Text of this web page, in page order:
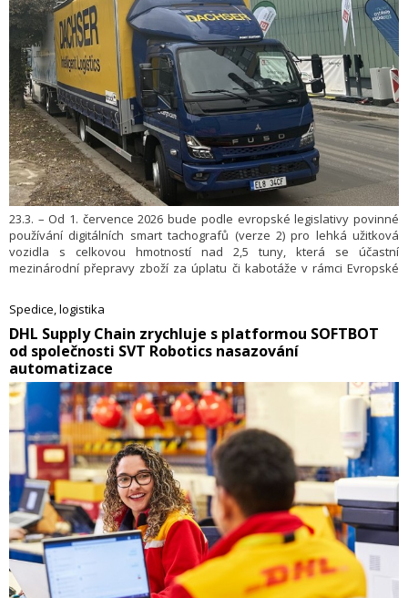
23.3. – Od 1. července 2026 bude podle evropské legislativy povinné
používání digitálních smart tachografů (verze 2) pro lehká užitková
vozidla s celkovou hmotností nad 2,5 tuny, která se účastní
mezinárodní přepravy zboží za úplatu či kabotáže v rámci Evropské
celkovou hmotností. Nová úprava představuje podle společnosti
Dachser Czech Republic významný krok ke zvýšení bezpečnosti
silničního provozu a narovnání podmínek na trhu s přepravami. Změní
se něco pro zákazníky?
Spedice, logistika
​DHL Supply Chain zrychluje s platformou SOFTBOT
od společnosti SVT Robotics nasazování
automatizace